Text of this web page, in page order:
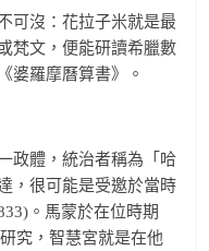
可沒：花拉子米就是最
梵文，便能研讀希臘數
婆羅摩曆算書》。
政體，統治者稱為「哈
，很可能是受邀於當時
。馬蒙於在位時期
究，智慧宮就是在他